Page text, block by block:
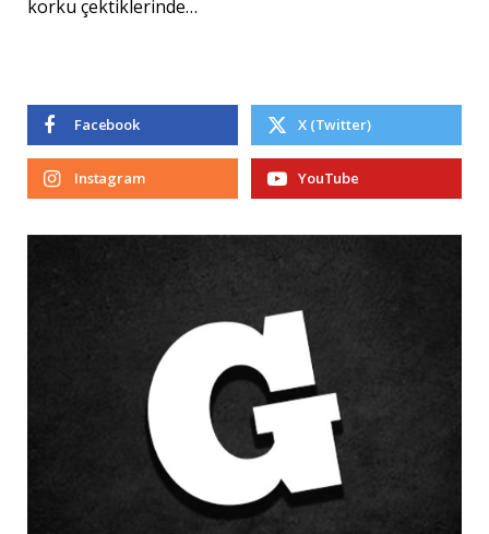
korku çektiklerinde…
Facebook X (Twitter)
Instagram YouTube